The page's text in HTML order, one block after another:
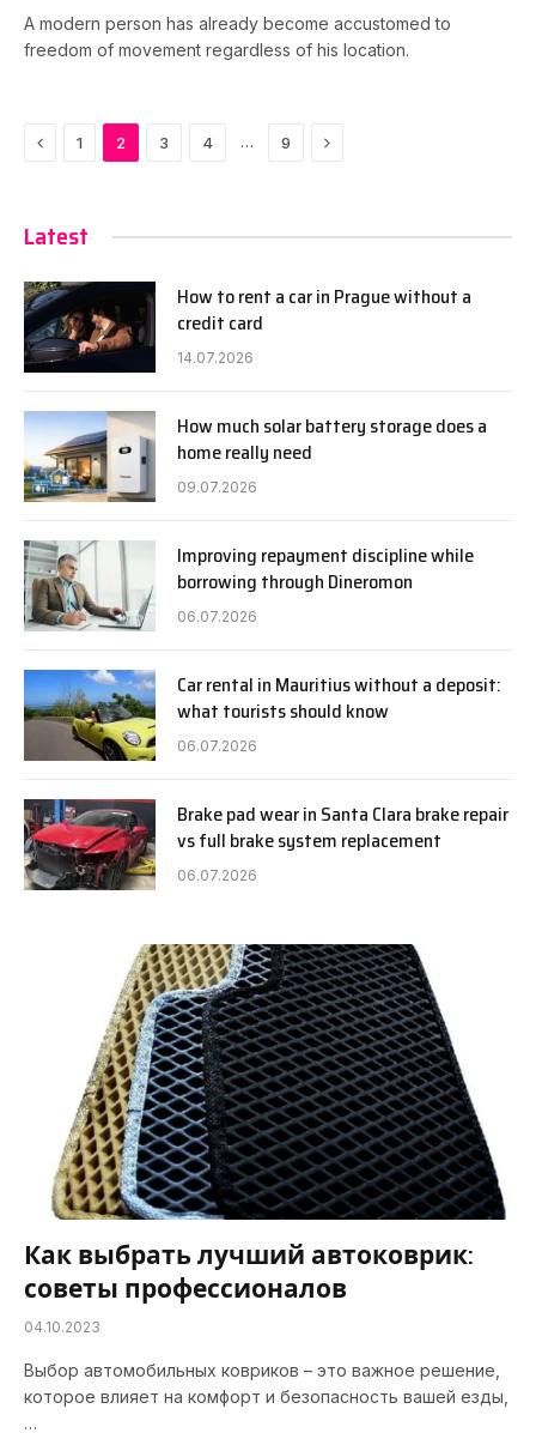
A modern person has already become accustomed to
freedom of movement regardless of his location.
Previous
1 2 3 4 … 9 Next
Latest
How to rent a car in Prague without a
credit card
14.07.2026
How much solar battery storage does a
home really need
09.07.2026
Improving repayment discipline while
borrowing through Dineromon
06.07.2026
Car rental in Mauritius without a deposit:
what tourists should know
06.07.2026
Brake pad wear in Santa Clara brake repair
vs full brake system replacement
06.07.2026
Как выбрать лучший автоковрик:
советы профессионалов
04.10.2023
Выбор автомобильных ковриков – это важное решение,
которое влияет на комфорт и безопасность вашей езды,
…